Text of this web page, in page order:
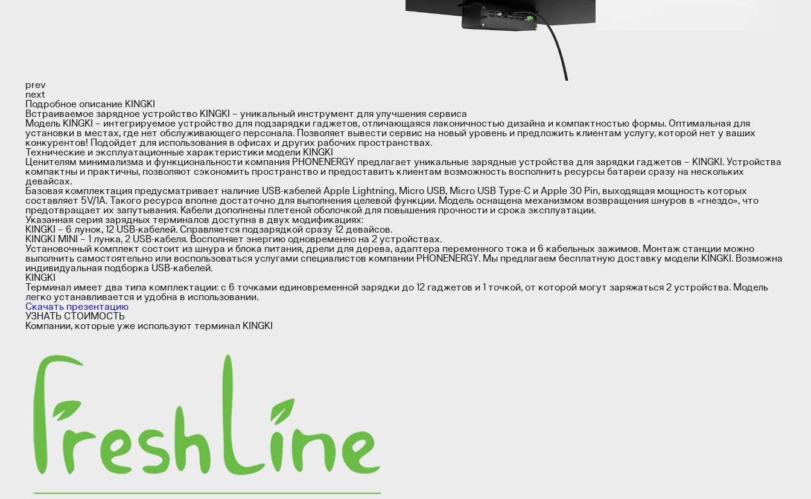
prev
next
Подробное описание KINGKI
Встраиваемое зарядное устройство KINGKI – уникальный инструмент для улучшения сервиса
Модель KINGKI – интегрируемое устройство для подзарядки гаджетов, отличающаяся лаконичностью дизайна и компактностью формы. Оптимальная для
установки в местах, где нет обслуживающего персонала. Позволяет вывести сервис на новый уровень и предложить клиентам услугу, которой нет у ваших
конкурентов! Подойдет для использования в офисах и других рабочих пространствах.
Технические и эксплуатационные характеристики модели KINGKI
Ценителям минимализма и функциональности компания PHONENERGY предлагает уникальные зарядные устройства для зарядки гаджетов – KINGKI. Устройства
компактны и практичны, позволяют сэкономить пространство и предоставить клиентам возможность восполнить ресурсы батареи сразу на нескольких
девайсах.
Базовая комплектация предусматривает наличие USB-кабелей Apple Lightning, Micro USB, Micro USB Type-C и Apple 30 Pin, выходящая мощность которых
составляет 5V/1A. Такого ресурса вполне достаточно для выполнения целевой функции. Модель оснащена механизмом возвращения шнуров в «гнездо», что
предотвращает их запутывания. Кабели дополнены плетеной оболочкой для повышения прочности и срока эксплуатации.
Указанная серия зарядных терминалов доступна в двух модификациях:
KINGKI – 6 лунок, 12 USB-кабелей. Справляется подзарядкой сразу 12 девайсов.
KINGKI MINI – 1 лунка, 2 USB-кабеля. Восполняет энергию одновременно на 2 устройствах.
Установочный комплект состоит из шнура и блока питания, дрели для дерева, адаптера переменного тока и 6 кабельных зажимов. Монтаж станции можно
выполнить самостоятельно или воспользоваться услугами специалистов компании PHONENERGY. Мы предлагаем бесплатную доставку модели KINGKI. Возможна
индивидуальная подборка USB-кабелей.
KINGKI
Терминал имеет два типа комплектации: с 6 точками единовременной зарядки до 12 гаджетов и 1 точкой, от которой могут заряжаться 2 устройства. Модель
легко устанавливается и удобна в использовании.
Скачать презентацию
УЗНАТЬ СТОИМОСТЬ
Компании, которые уже используют терминал KINGKI